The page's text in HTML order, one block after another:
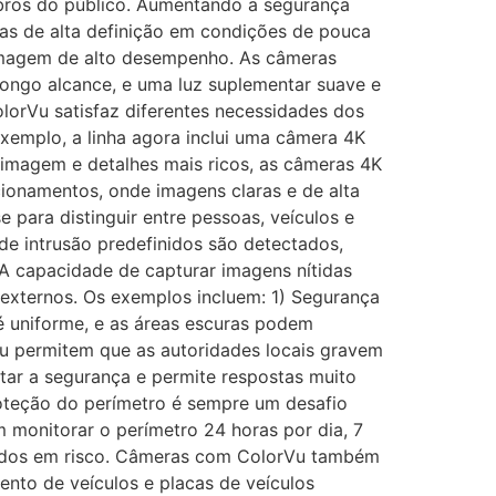
do público. Aumentando a segurança
de alta definição em condições de pouca
de alto desempenho. As câmeras
alcance, e uma luz suplementar suave e
satisfaz diferentes necessidades dos
a linha agora inclui uma câmera 4K
e detalhes mais ricos, as câmeras 4K
onde imagens claras e de alta
para distinguir entre pessoas, veículos e
intrusão predefinidos são detectados,
capacidade de capturar imagens nítidas
Os exemplos incluem: 1) Segurança
e as áreas escuras podem
permitem que as autoridades locais gravem
a segurança e permite respostas muito
do perímetro é sempre um desafio
monitorar o perímetro 24 horas por dia, 7
em risco. Câmeras com ColorVu também
de veículos e placas de veículos